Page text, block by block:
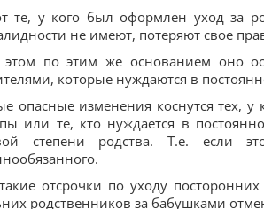
те, у кого был оформлен уход за
не имеют, потеряют свое
по этим же основанием оно
которые нуждаются в
опасные изменения коснутся тех,
или те, кто нуждается в
степени родства. Т.е. если
отсрочки по уходу
родственников за бабушками